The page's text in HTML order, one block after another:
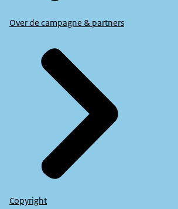
Over de campagne & partners
Copyright